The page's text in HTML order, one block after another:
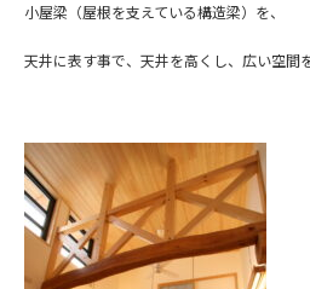
小屋梁（屋根を支えている構造梁）を、
天井に表す事で、天井を高くし、広い空間